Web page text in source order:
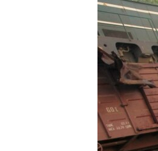
КРЫМ.НЕПОКОРЕННЫЙ
УКРАИНСКАЯ ПРОБЛЕМА КРЫМА